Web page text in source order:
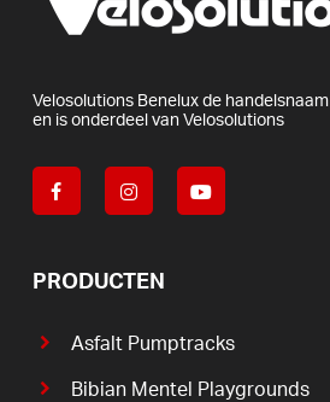
Velosolutions Benelux de handelsnaam
en is onderdeel van Velosolutions
PRODUCTEN
Asfalt Pumptracks
Bibian Mentel Playgrounds